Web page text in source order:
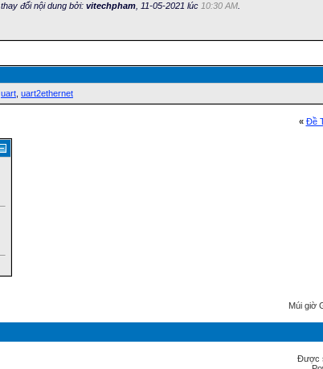
thay đổi nội dung bởi: vitechpham , 11-05-2021 lúc 10:30 AM
uart uart2ethernet
« Ðề
Múi giờ
Được